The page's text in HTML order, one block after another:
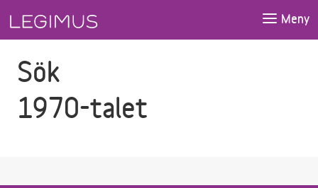
Meny
Sök
1970-talet